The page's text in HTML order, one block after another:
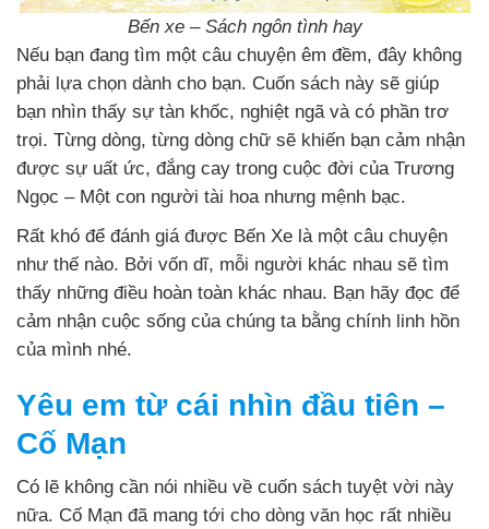
Bến xe – Sách ngôn tình hay
Nếu bạn đang tìm một câu chuyện êm đềm, đây không
phải lựa chọn dành cho bạn. Cuốn sách này sẽ giúp
bạn nhìn thấy sự tàn khốc, nghiệt ngã và có phần trơ
trọi. Từng dòng, từng dòng chữ sẽ khiến bạn cảm nhận
được sự uất ức, đắng cay trong cuộc đời của Trương
Ngọc – Một con người tài hoa nhưng mệnh bạc.
Rất khó để đánh giá được Bến Xe là một câu chuyện
như thế nào. Bởi vốn dĩ, mỗi người khác nhau sẽ tìm
thấy những điều hoàn toàn khác nhau. Bạn hãy đọc để
cảm nhận cuộc sống của chúng ta bằng chính linh hồn
của mình nhé.
Yêu em từ cái nhìn đầu tiên –
Cố Mạn
Có lẽ không cần nói nhiều về cuốn sách tuyệt vời này
nữa. Cố Mạn đã mang tới cho dòng văn học rất nhiều